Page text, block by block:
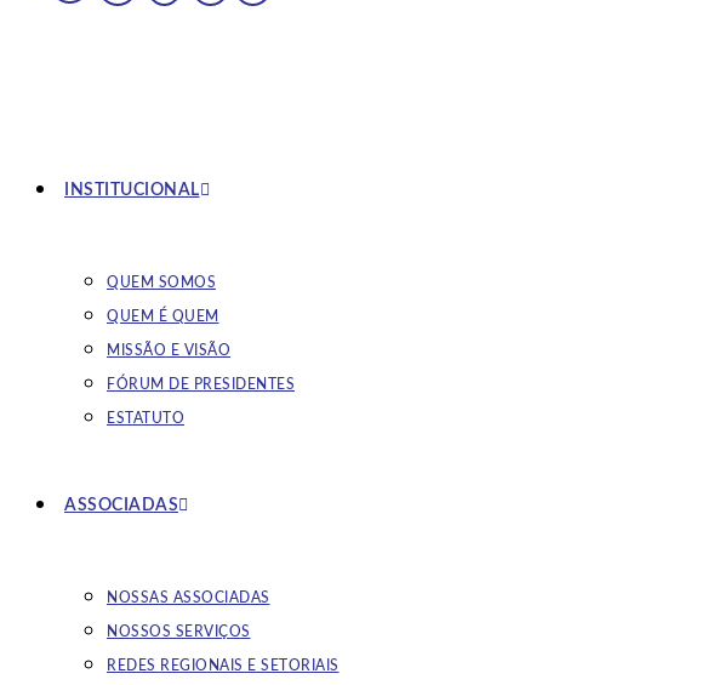
INSTITUCIONAL
QUEM SOMOS
QUEM É QUEM
MISSÃO E VISÃO
FÓRUM DE PRESIDENTES
ESTATUTO
ASSOCIADAS
NOSSAS ASSOCIADAS
NOSSOS SERVIÇOS
REDES REGIONAIS E SETORIAIS